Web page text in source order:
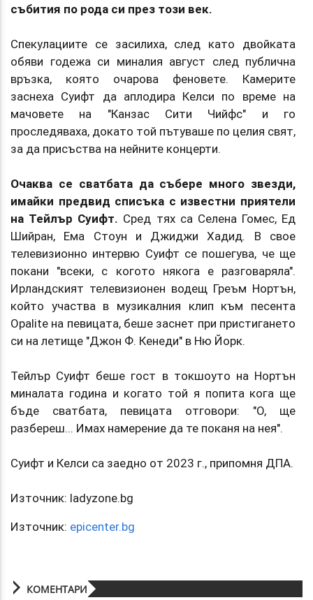
събития по рода си през този век.
Спекулациите се засилиха, след като двойката
обяви годежа си миналия август след публична
връзка, която очарова феновете. Камерите
заснеха Суифт да аплодира Келси по време на
мачовете на "Канзас Сити Чийфс" и го
проследяваха, докато той пътуваше по целия свят,
за да присъства на нейните концерти.
Очаква се сватбата да събере много звезди,
имайки предвид списъка с известни приятели
на Тейлър Суифт. Сред тях са Селена Гомес, Ед
Шийран, Ема Стоун и Джиджи Хадид. В свое
телевизионно интервю Суифт се пошегува, че ще
покани "всеки, с когото някога е разговаряла".
Ирландският телевизионен водещ Греъм Нортън,
който участва в музикалния клип към песента
Opalite на певицата, беше заснет при пристигането
си на летище "Джон Ф. Кенеди" в Ню Йорк.
Тейлър Суифт беше гост в токшоуто на Нортън
миналата година и когато той я попита кога ще
бъде сватбата, певицата отговори: "О, ще
разбереш... Имах намерение да те поканя на нея".
Суифт и Келси са заедно от 2023 г., припомня ДПА.
Източник: ladyzone.bg
Източник: epicenter.bg
КОМЕНТАРИ